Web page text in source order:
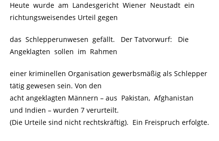
Heute wurde am Landesgericht Wiener Neustadt ein
richtungsweisendes Urteil gegen
das Schlepperunwesen gefällt. Der Tatvorwurf: Die
Angeklagten sollen im Rahmen
einer kriminellen Organisation gewerbsmäßig als Schlepper
tätig gewesen sein. Von den
acht angeklagten Männern – aus Pakistan, Afghanistan
und Indien – wurden 7 verurteilt.
(Die Urteile sind nicht rechtskräftig). Ein Freispruch erfolgte.